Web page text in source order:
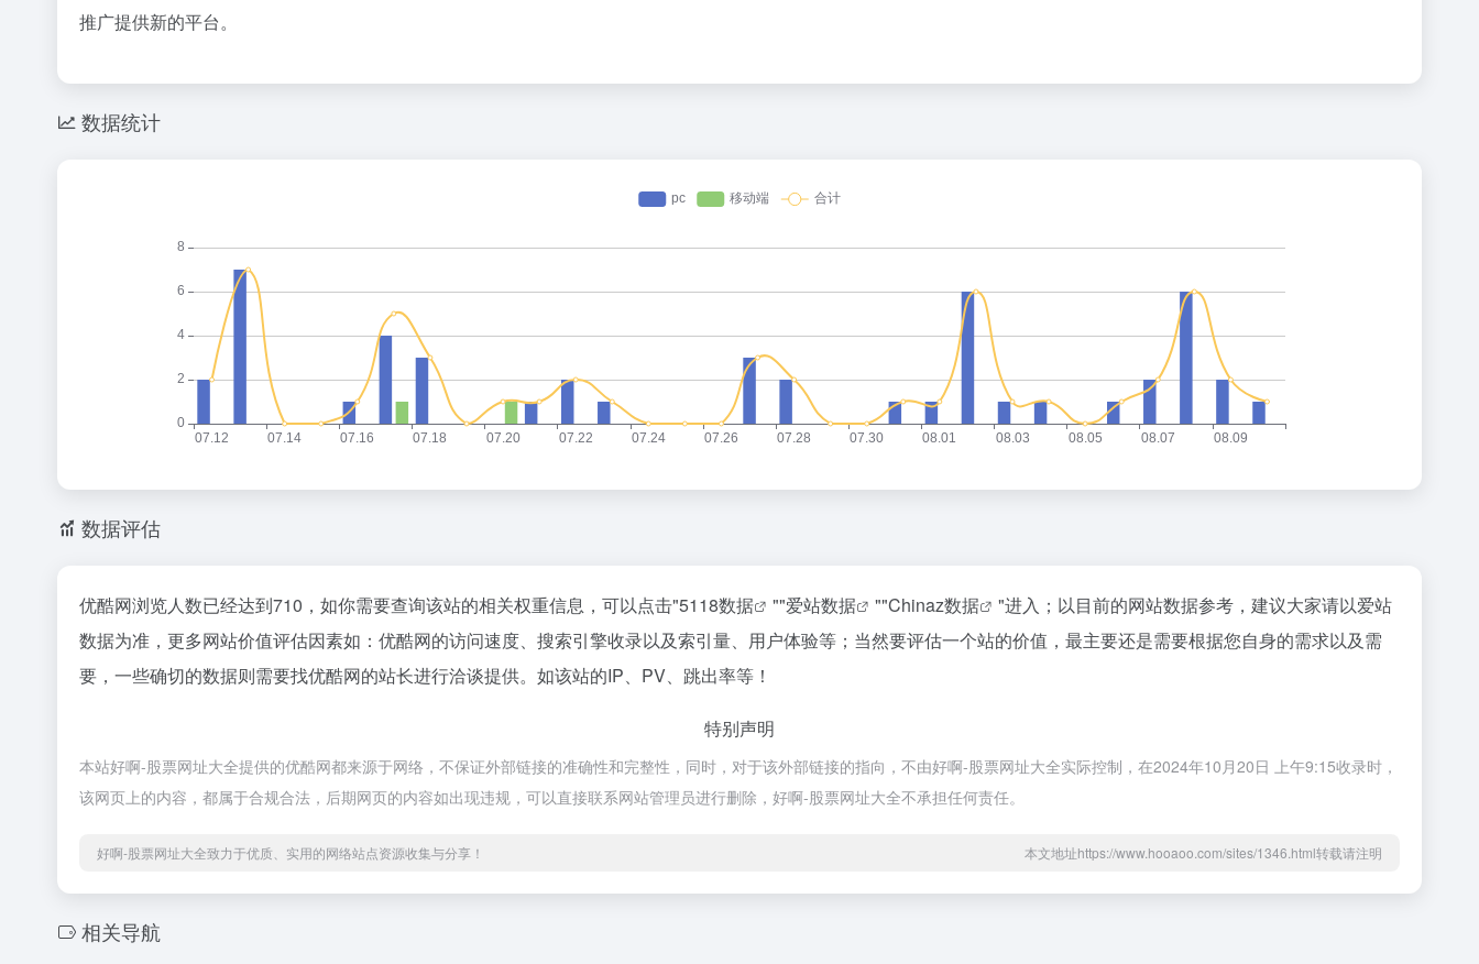
推广提供新的平台。
数据统计
数据评估
优酷网浏览人数已经达到710，如你需要查询该站的相关权重信息，可以点击"5118数据 ""爱站数据 ""Chinaz数据
"进入；以目前的网站数据参考，建议大家请以爱站
数据为准，更多网站价值评估因素如：优酷网的访问速度、搜索引擎收录以及索引量、用户体验等；当然要评估一个站的价值，最主要还是需要根据您自身的需求以及需
要，一些确切的数据则需要找优酷网的站长进行洽谈提供。如该站的IP、PV、跳出率等！
特别声明
本站好啊-股票网址大全提供的优酷网都来源于网络，不保证外部链接的准确性和完整性，同时，对于该外部链接的指向，不由好啊-股票网址大全实际控制，在2024年10月20日 上午9:15收录时，
该网页上的内容，都属于合规合法，后期网页的内容如出现违规，可以直接联系网站管理员进行删除，好啊-股票网址大全不承担任何责任。
好啊-股票网址大全致力于优质、实用的网络站点资源收集与分享！ 本文地址https://www.hooaoo.com/sites/1346.html转载请注明
相关导航